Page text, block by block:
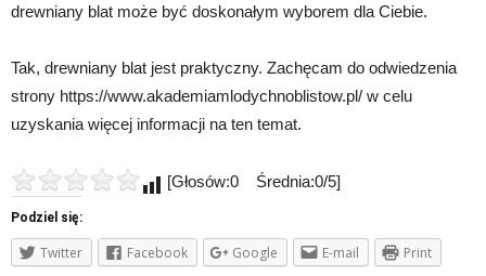
drewniany blat może być doskonałym wyborem dla Ciebie.
Tak, drewniany blat jest praktyczny. Zachęcam do odwiedzenia
strony https://www.akademiamlodychnoblistow.pl/ w celu
uzyskania więcej informacji na ten temat.
[Głosów:0 Średnia:0/5]
Podziel się:
Twitter Facebook Google E-mail Print